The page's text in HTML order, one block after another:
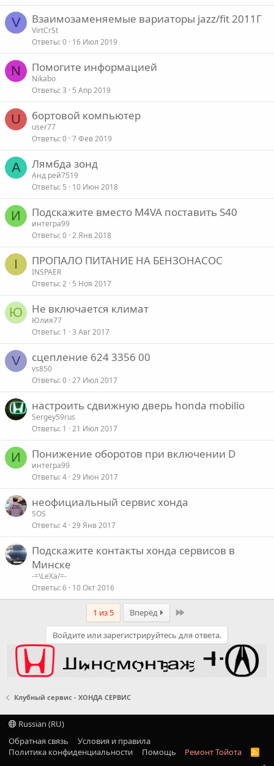
V Взаимозаменяемые вариаторы jazz/fit 2011Г
VirtCrSt
Ответы 0 16 Июл 2019
N Помогите информацией
Nikabo
Ответы 3 5 Апр 2019
U бортовой компьютер
user77
Ответы 0 7 Фев 2019
А Лямбда зонд
Анд рей7519
Ответы 5 10 Июн 2018
И Подскажите вместо M4VA поставить S40
интегра99
Ответы 0 2 Янв 2018
I ПРОПАЛО ПИТАНИЕ НА БЕНЗОНАСОС
INSPAER
Ответы 2 5 Ноя 2017
Ю Не включается климат
Юлия77
Ответы 1 3 Авг 2017
V сцепление 624 3356 00
vs850
Ответы 0 27 Июл 2017
настроить сдвижную дверь honda mobilio
Sergey59rus
Ответы 1 21 Июл 2017
И Понижение оборотов при включении D
интегра99
Ответы 4 29 Июн 2017
неофициальный сервис хонда
SOS
Ответы 4 29 Янв 2017
Подскажите контакты хонда сервисов в
Минске
-=\LeXa/=-
Ответы 6 10 Окт 2016
1 из 5 Вперёд Last
Войдите или зарегистрируйтесь для ответа.
Клубный сервис - ХОНДА СЕРВИС
Russian (RU)
Обратная связь
Условия и правила
Политика конфиденциальности
Помощь Ремонт Тойота
R
S